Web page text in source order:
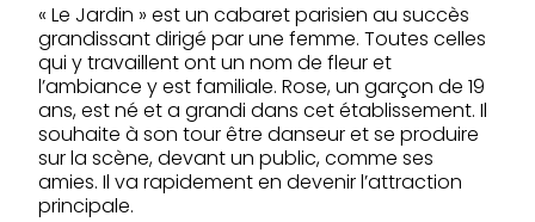
« Le Jardin » est un cabaret parisien au succès
grandissant dirigé par une femme. Toutes celles
qui y travaillent ont un nom de fleur et
l’ambiance y est familiale. Rose, un garçon de 19
ans, est né et a grandi dans cet établissement. Il
souhaite à son tour être danseur et se produire
sur la scène, devant un public, comme ses
amies. Il va rapidement en devenir l’attraction
principale.